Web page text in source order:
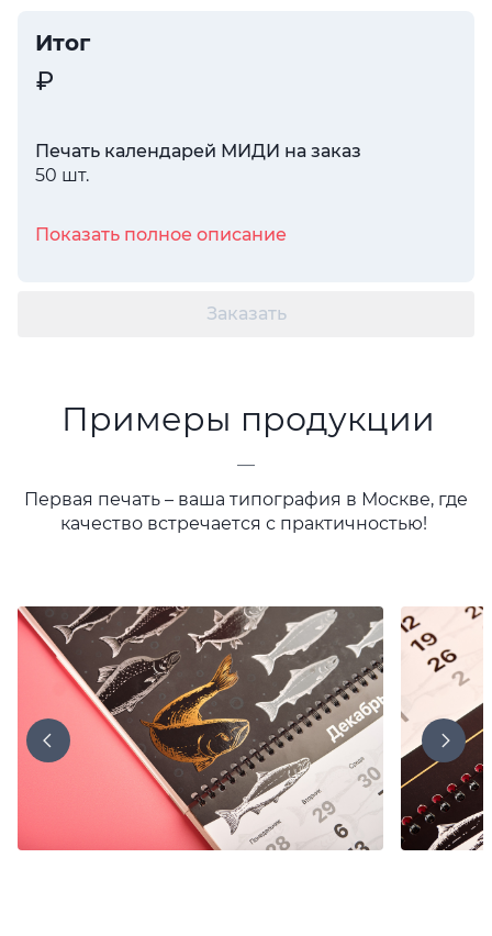
Итог
Печать календарей МИДИ на заказ
50 шт.
Показать полное описание
Заказать
Примеры продукции
—
Первая печать – ваша типография в Москве, где
качество встречается с практичностью!